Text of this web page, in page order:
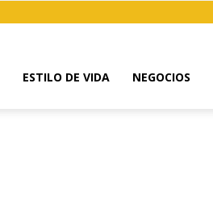
ESTILO DE VIDA NEGOCIOS